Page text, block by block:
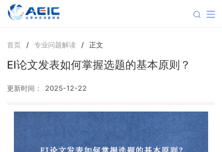
首页 / 专业问题解读 / 正文
EI论文发表如何掌握选题的基本原则？
更新时间： 2025-12-22